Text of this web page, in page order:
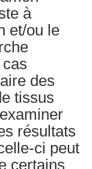
à
et/ou le
des
tissus
résultats
ci peut
certains